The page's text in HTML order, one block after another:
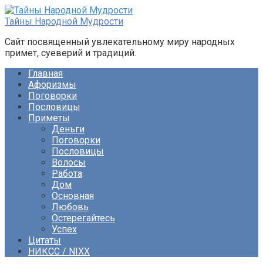
Перейти
к
Тайны Народной Мудрости
Сайт посвященный увлекательному миру народных
примет, суеверий и традиций.
Главная
Афоризмы
Поговорки
Пословицы
Приметы
Деньги
Поговорки
Пословицы
Волосы
Работа
Дом
Основная
Любовь
Остерегайтесь
Успех
Цитаты
НИКСС / NIXX